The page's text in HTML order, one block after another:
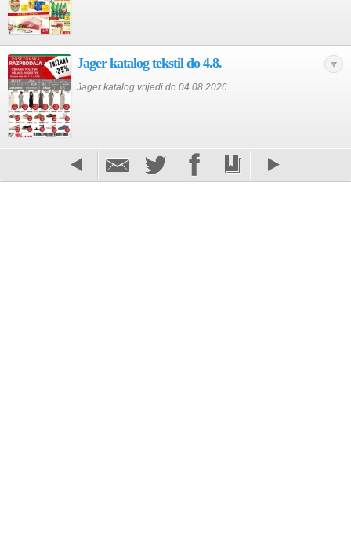
Jager katalog tekstil do 4.8.
Jager katalog vrijedi do 04.08.2026.